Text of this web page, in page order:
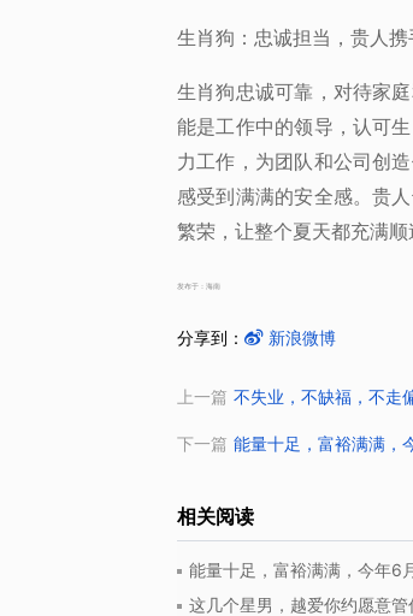
生肖狗：忠诚担当，贵人
生肖狗忠诚可靠，对待家
能是工作中的领导，认可
力工作，为团队和公司创
感受到满满的安全感。贵
繁荣，让整个夏天都充满顺
发布于：海南
分享到： 新浪微博
上一篇 不失业，不缺福，不走
下一篇 能量十足，富裕满满，
相关阅读
能量十足，富裕满满，今年6
这几个星男，越爱你约愿意管